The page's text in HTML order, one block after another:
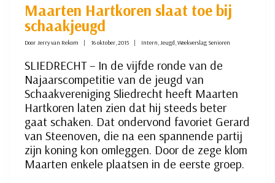
Maarten Hartkoren slaat toe bij
schaakjeugd
Door Jerry van Rekom 16 oktober, 2015 Intern,Jeugd,Weekverslag Senioren
SLIEDRECHT – In de vijfde ronde van de
Najaarscompetitie van de jeugd van
Schaakvereniging Sliedrecht heeft Maarten
Hartkoren laten zien dat hij steeds beter
gaat schaken. Dat ondervond favoriet Gerard
van Steenoven, die na een spannende partij
zijn koning kon omleggen. Door de zege klom
Maarten enkele plaatsen in de eerste groep.